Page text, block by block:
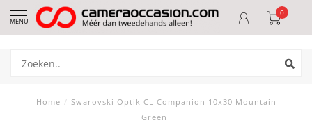
MENU
0
Home / Swarovski Optik CL Companion 10x30 Mountain
Green